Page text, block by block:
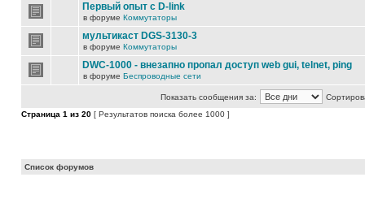
Первый опыт с D-link
в форуме Коммутаторы
мультикаст DGS-3130-3
в форуме Коммутаторы
DWC-1000 - внезапно пропал доступ web gui, telnet, ping
в форуме Беспроводные сети
Показать сообщения за:
Страница 1 из 20 [ Результатов поиска более 1000 ]
Список форумов